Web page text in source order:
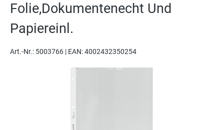
Folie,Dokumentenecht Und
Papiereinl.
Art.-Nr.: 5003766 | EAN: 4002432350254
Bildergalerie überspringen